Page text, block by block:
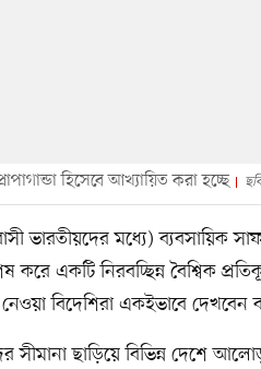
হিসেবে আখ্যায়িত করা হচ্ছে
ভারতীয়দের মধ্যে) ব্যবসায়িক
করে একটি নিরবচ্ছিন্ন বৈশ্বিক
বিদেশিরা একইভাবে
সীমানা ছাড়িয়ে বিভিন্ন দেশে